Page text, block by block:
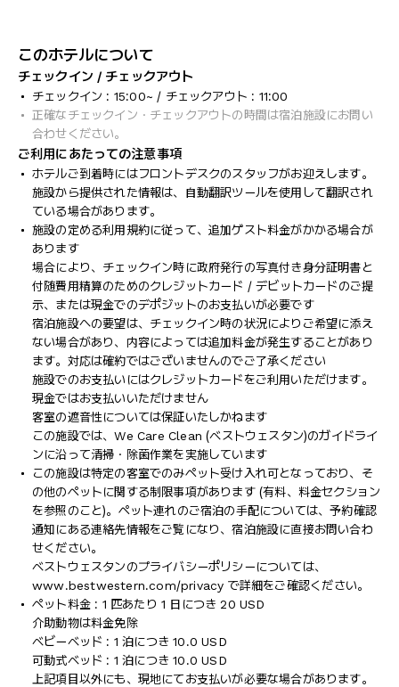
このホテルについて
チェックイン / チェックアウト
チェックイン : 15:00~ / チェックアウト : 11:00
正確なチェックイン・チェックアウトの時間は宿泊施設にお問い
合わせください。
ご利用にあたっての注意事項
ホテルご到着時にはフロントデスクのスタッフがお迎えします。
施設から提供された情報は、自動翻訳ツールを使用して翻訳され
ている場合があります。
施設の定める利用規約に従って、追加ゲスト料金がかかる場合が
あります
場合により、チェックイン時に政府発行の写真付き身分証明書と
付随費用精算のためのクレジットカード / デビットカードのご提
示、または現金でのデポジットのお支払いが必要です
宿泊施設への要望は、チェックイン時の状況によりご希望に添え
ない場合があり、内容によっては追加料金が発生することがあり
ます。対応は確約ではございませんのでご了承ください
施設でのお支払いにはクレジットカードをご利用いただけます。
現金ではお支払いいただけません
客室の遮音性については保証いたしかねます
この施設では、We Care Clean (ベストウェスタン)のガイドライ
ンに沿って清掃・除菌作業を実施しています
この施設は特定の客室でのみペット受け入れ可となっており、そ
の他のペットに関する制限事項があります (有料、料金セクション
を参照のこと)。ペット連れのご宿泊の手配については、予約確認
通知にある連絡先情報をご覧になり、宿泊施設に直接お問い合わ
せください。
ベストウェスタンのプライバシーポリシーについては、
www.bestwestern.com/privacy で詳細をご確認ください。
ペット料金 : 1 匹あたり 1 日につき 20 USD
介助動物は料金免除
ベビーベッド : 1 泊につき 10.0 USD
可動式ベッド : 1 泊につき 10.0 USD
上記項目以外にも、現地にてお支払いが必要な場合があります。